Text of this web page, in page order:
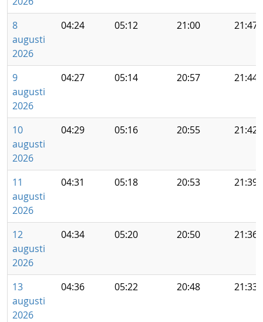
8
augusti
2026
04:24 05:12 21:00 21:47
9
augusti
2026
04:27 05:14 20:57 21:44
10
augusti
2026
04:29 05:16 20:55 21:42
11
augusti
2026
04:31 05:18 20:53 21:39
12
augusti
2026
04:34 05:20 20:50 21:36
13
augusti
2026
04:36 05:22 20:48 21:33